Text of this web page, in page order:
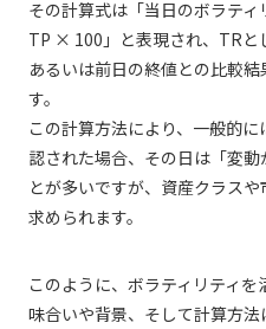
その計算式は「当日のボラテ
TP × 100」と表現され、TRと
あるいは前日の終値との比較
す。
この計算方法により、一般的
認された場合、その日は「変
とが多いですが、資産クラス
求められます。
このように、ボラティリティ
味合いや背景、そして計算方